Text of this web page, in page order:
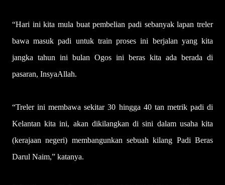
“Hari ini kita mula buat pembelian padi sebanyak lapan treler
bawa masuk padi untuk train proses ini berjalan yang kita
jangka tahun ini bulan Ogos ini beras kita ada berada di
pasaran, InsyaAllah.
“Treler ini membawa sekitar 30 hingga 40 tan metrik padi di
Kelantan kita ini, akan dikilangkan di sini dalam usaha kita
(kerajaan negeri) membangunkan sebuah kilang Padi Beras
Darul Naim,” katanya.